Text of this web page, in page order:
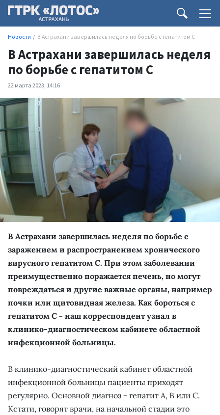
Новости В Астрахани завершилась неделя по борьбе с гепатитом C
В Астрахани завершилась неделя
по борьбе с гепатитом C
22 марта 2023, 14:16
В Астрахани завершилась неделя по борьбе с
заражением и распространением хронического
вирусного гепатитом C. При этом заболевании
преимущественно поражается печень, но могут
повреждаться и другие важные органы, например
почки или щитовидная железа. Как бороться с
гепатитом C - наш корреспондент узнал в
клинико-диагностическом кабинете областной
инфекционной больницы.
В клинико-диагностический кабинет областной
инфекционной больницы пациенты приходят
регулярно. Основной диагноз − гепатит А, В или С.
Кстати, говорят врачи, на начальной стадии это